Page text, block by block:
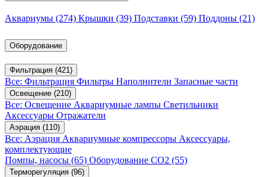
Аквариумы (274) Крышки (39) Подставки (59) Поддоны (21)
Оборудование
Фильтрация (421)
Все: Фильтрация Фильтры Наполнители Запасные части
Освещение (210)
Все: Освещение Аквариумные лампы Светильники
Аксессуары Отражатели
Аэрация (110)
Все: Аэрация Аквариумные компрессоры Аксессуары,
комплектующие
Помпы, насосы (65) Оборудование CO2 (55)
Терморегуляция (96)